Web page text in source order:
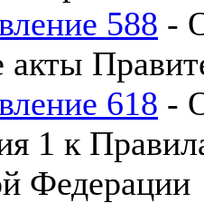
588 -
акты
618 -
1 к
Федерации